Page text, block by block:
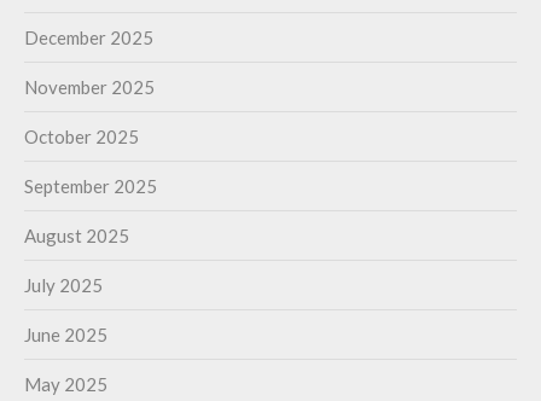
December 2025
November 2025
October 2025
September 2025
August 2025
July 2025
June 2025
May 2025